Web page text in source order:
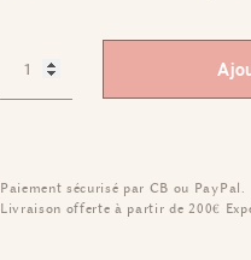
Paiement sécurisé par CB ou PayPal.
Livraison offerte à partir de 200€